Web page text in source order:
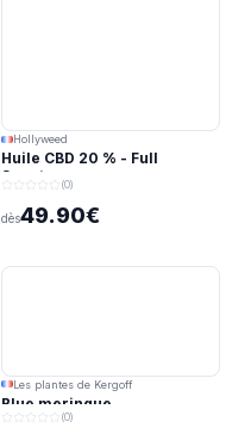
Hollyweed
Huile CBD 20 % - Full
Spectrum
(0)
dès49.90€
Les plantes de Kergoff
Blue meringue
(0)